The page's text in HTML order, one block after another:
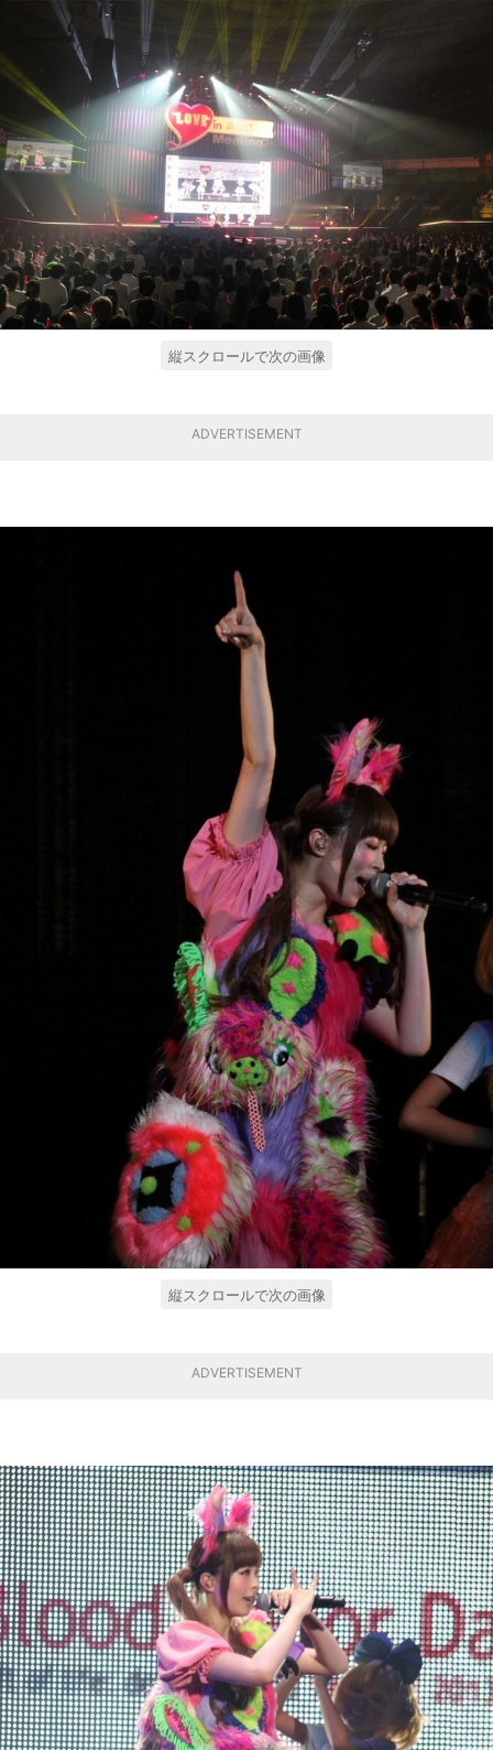
縦スクロールで次の画像
ADVERTISEMENT
縦スクロールで次の画像
ADVERTISEMENT